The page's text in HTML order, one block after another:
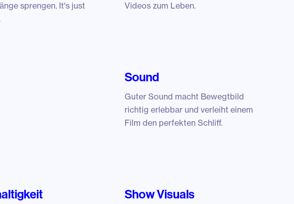
sprengen. It's just
Videos zum Leben.
Sound
Guter Sound macht Bewegtbild
richtig erlebbar und verleiht einem
Film den perfekten Schliff.
Show Visuals